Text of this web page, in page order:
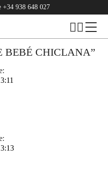
+34 938 648 027
BEBÉ CHICLANA”